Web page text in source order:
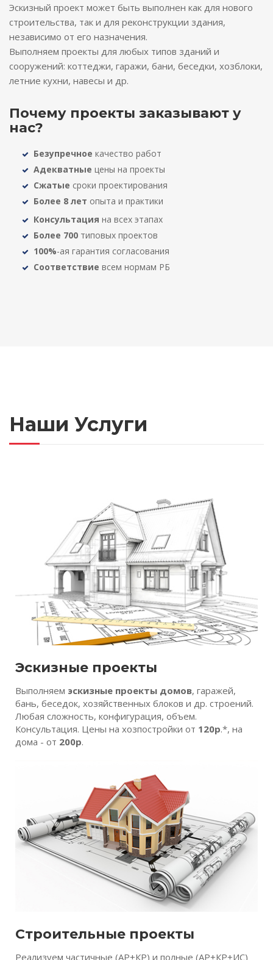
Эскизный проект может быть выполнен как для нового
строительства, так и для реконструкции здания,
независимо от его назначения.
Выполняем проекты для любых типов зданий и
сооружений: коттеджи, гаражи, бани, беседки, хозблоки,
летние кухни, навесы и др.
Почему проекты заказывают у
нас?
Безупречное качество работ
Адекватные цены на проекты
Сжатые сроки проектирования
Более 8 лет опыта и практики
Консультация на всех этапах
Более 700 типовых проектов
100%-ая гарантия согласования
Соответствие всем нормам РБ
Наши Услуги
Эскизные проекты
Выполняем эскизные проекты домов, гаражей,
бань, беседок, хозяйственных блоков и др. строений.
Любая сложность, конфигурация, объем.
Консультация. Цены на хозпостройки от 120р.*, на
дома - от 200р.
Строительные проекты
Реализуем частичные (АР+КР) и полные (АР+КР+ИС)